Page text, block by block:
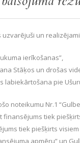
un
ierīkošanas”,
Stāķos un drošas
labiekārtošana pie
noteikumu Nr.1
finansējums tiek
tiek piešķirts
apmēru” un